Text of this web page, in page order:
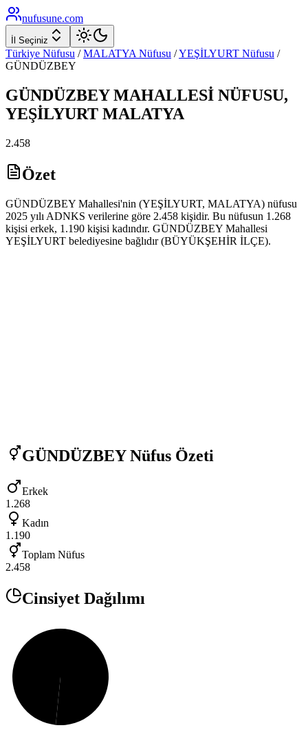
nufusune.com
İl Seçiniz
Türkiye Nüfusu / MALATYA Nüfusu /YEŞİLYURT Nüfusu /
GÜNDÜZBEY
GÜNDÜZBEYMAHALLESİ NÜFUSU,
YEŞİLYURT MALATYA
2.458
Özet
GÜNDÜZBEY Mahallesi'nin (YEŞİLYURT, MALATYA) nüfusu
2025 yılı ADNKS verilerine göre 2.458 kişidir. Bu nüfusun 1.268
kişisi erkek, 1.190 kişisi kadındır. GÜNDÜZBEY Mahallesi
YEŞİLYURT belediyesine bağlıdır (BÜYÜKŞEHİR İLÇE).
GÜNDÜZBEYNüfus Özeti
Erkek
1.268
Kadın
1.190
Toplam Nüfus
2.458
Cinsiyet Dağılımı